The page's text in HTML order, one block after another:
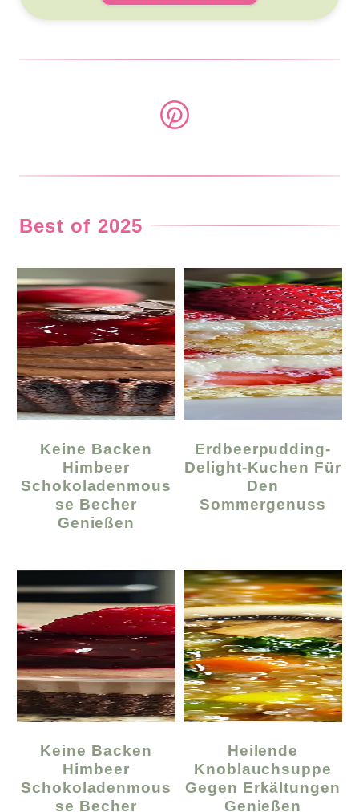
Best of 2025
Keine Backen
Himbeer
Schokoladenmous
Se Becher
Genießen
Erdbeerpudding-
Delight-Kuchen Für
Den
Sommergenuss
Keine Backen
Himbeer
Schokoladenmous
Se Becher
Heilende
Knoblauchsuppe
Gegen Erkältungen
Genießen